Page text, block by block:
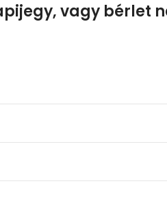
vagy bérlet